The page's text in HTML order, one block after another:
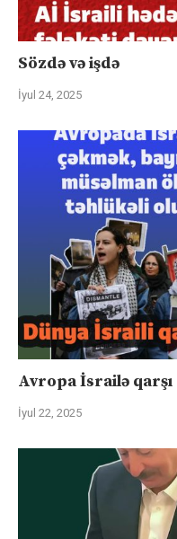
Sözdə və işdə
İyul 24, 2025
Avropa İsrailə qarşı
İyul 22, 2025